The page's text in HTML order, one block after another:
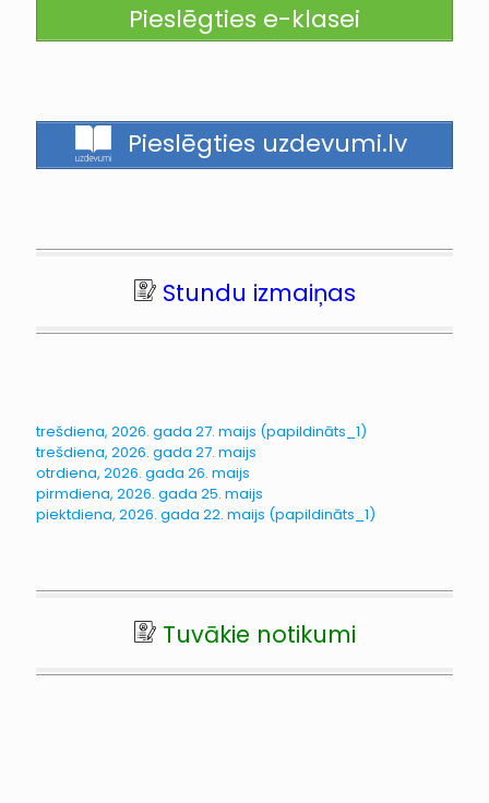
Pieslēgties e-klasei
Pieslēgties uzdevumi.lv
Stundu izmaiņas
trešdiena, 2026. gada 27. maijs (papildināts_1)
trešdiena, 2026. gada 27. maijs
otrdiena, 2026. gada 26. maijs
pirmdiena, 2026. gada 25. maijs
piektdiena, 2026. gada 22. maijs (papildināts_1)
Tuvākie notikumi